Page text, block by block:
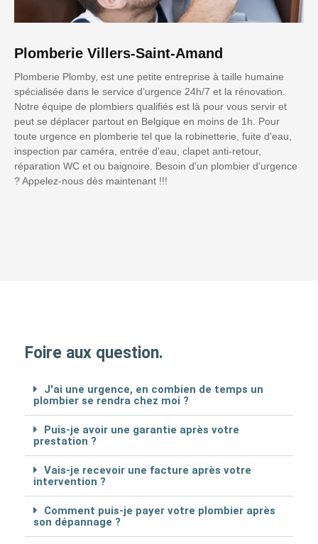
Plomberie Villers-Saint-Amand
Plomberie Plomby, est une petite entreprise à taille humaine
spécialisée dans le service d’urgence 24h/7 et la rénovation.
Notre équipe de plombiers qualifiés est là pour vous servir et
peut se déplacer partout en Belgique en moins de 1h. Pour
toute urgence en plomberie tel que la robinetterie, fuite d'eau,
inspection par caméra, entrée d'eau, clapet anti-retour,
réparation WC et ou baignoire. Besoin d'un plombier d'urgence
? Appelez-nous dès maintenant !!!
Foire aux question.
J'ai une urgence, en combien de temps un
plombier se rendra chez moi ?
Puis-je avoir une garantie après votre
prestation ?
Vais-je recevoir une facture après votre
intervention ?
Comment puis-je payer votre plombier après
son dépannage ?